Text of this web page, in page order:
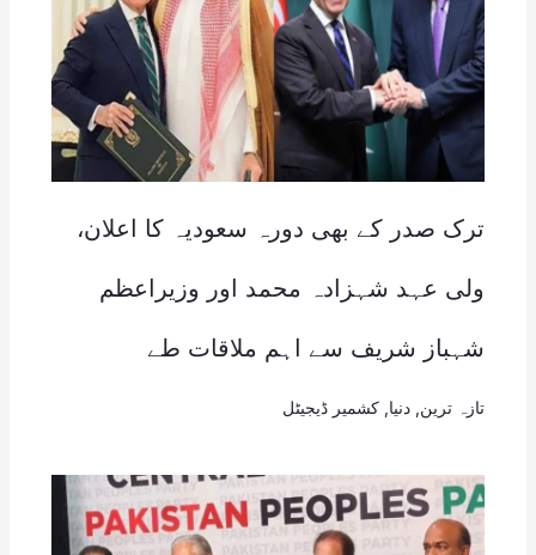
ترک صدر کے بھی دورہ سعودیہ کا اعلان،
ولی عہد شہزادہ محمد اور وزیراعظم
شہباز شریف سے اہم ملاقات طے
تازہ ترین دنیا کشمیر ڈیجیٹل